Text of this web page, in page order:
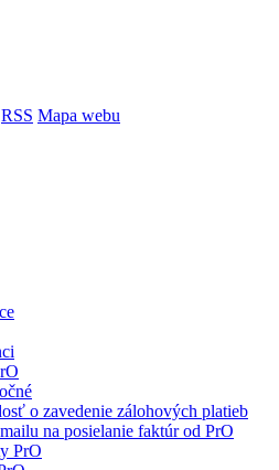
RSS Mapa webu
o zavedenie zálohových platieb
na posielanie faktúr od PrO
PrO